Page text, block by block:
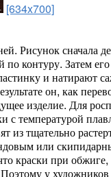
[634x700]
Рисунок сначала
по контуру. Затем
и натирают
он, как
изделие. Для
с температурой
из тщательно
или
краски при
у художников